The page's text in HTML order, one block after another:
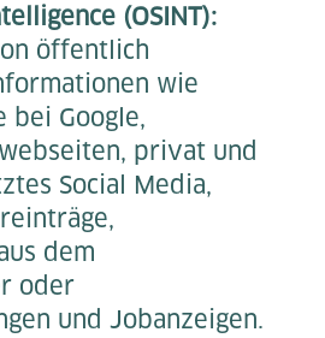
(OSINT):
öffentlich
wie
bei Google,
privat und
Social Media,
dem
oder
und Jobanzeigen.